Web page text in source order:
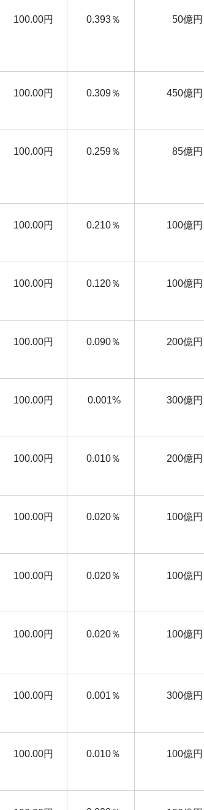
100.00円 0.393％ 50億円
100.00円 0.309％ 450億円
100.00円 0.259％ 85億円
100.00円 0.210％ 100億円
100.00円 0.120％ 100億円
100.00円 0.090％ 200億円
100.00円 0.001% 300億円
100.00円 0.010％ 200億円
100.00円 0.020％ 100億円
100.00円 0.020％ 100億円
100.00円 0.020％ 100億円
100.00円 0.001％ 300億円
100.00円 0.010％ 100億円